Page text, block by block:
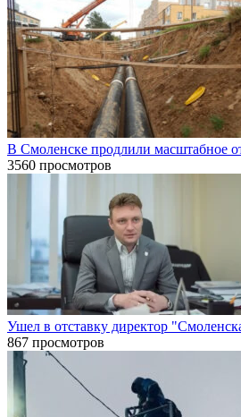
В Смоленске продлили масштабное
3560 просмотров
Ушел в отставку директор
867 просмотров